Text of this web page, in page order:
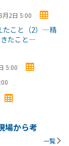
月2日 5:00
たこと（2）―精
きたこと―
5:00
場から考
一覧